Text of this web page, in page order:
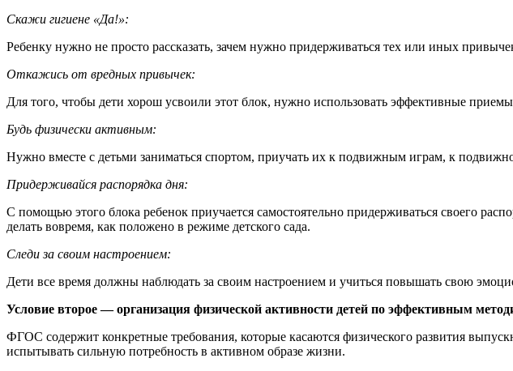
Скажи гигиене «Да!»:
Ребенку нужно не просто рассказать, зачем нужно придерживаться тех или иных
Откажись от вредных привычек:
Для того, чтобы дети хорош усвоили этот блок, нужно использовать эффективные
Будь физически активным:
Нужно вместе с детьми заниматься спортом, приучать их к подвижным играм, к
Придерживайся распорядка дня:
С помощью этого блока ребенок приучается самостоятельно придерживаться своего
делать вовремя, как положено в режиме детского сада.
Следи за своим настроением:
Дети все время должны наблюдать за своим настроением и учиться повышать свою
Условие второе — организация физической активности детей по эффективным
ФГОС содержит конкретные требования, которые касаются физического развития
испытывать сильную потребность в активном образе жизни.